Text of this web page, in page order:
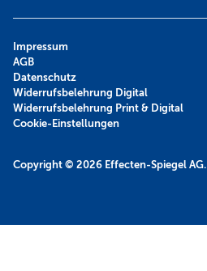
Copyright © 2026 Effecten-Spiegel AG.
Impressum
AGB
Datenschutz
Widerrufsbelehrung Digital
Widerrufsbelehrung Print & Digital
Cookie-Einstellungen